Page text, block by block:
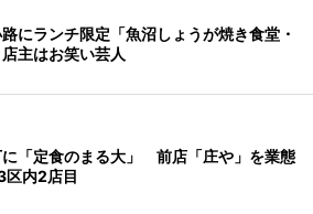
にランチ限定「魚沼しょうが焼き食堂・
主はお笑い芸人
「定食のまる大」 前店「庄や」を業態
区内2店目